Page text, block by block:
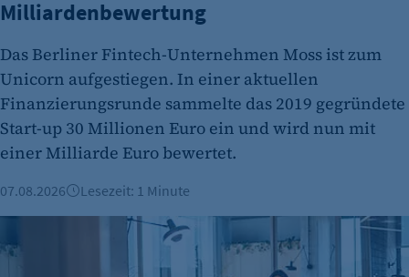
etracker Analytics
Name:
et_oi_v2
etracker GmbH
Cookie Erkennung
Milliardenbewertung
Das Berliner Fintech-Unternehmen Moss ist zum
Unicorn aufgestiegen. In einer aktuellen
Finanzierungsrunde sammelte das 2019 gegründete
Start-up 30 Millionen Euro ein und wird nun mit
einer Milliarde Euro bewertet.
07.08.2026 Lesezeit: 1 Minute
Gründungszahlen steigen, Bürokratie bleibt größte Hürde